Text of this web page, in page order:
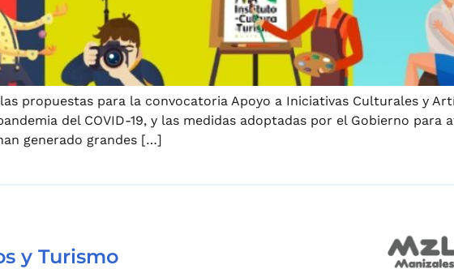
propuestas para la convocatoria Apoyo a Iniciativas Culturales y
del COVID-19, y las medidas adoptadas por el Gobierno para
generado grandes […]
y Turismo